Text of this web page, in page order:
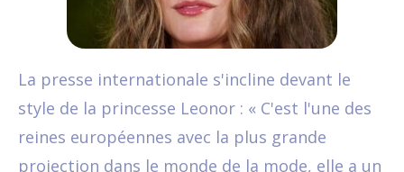
La presse internationale s'incline devant le
style de la princesse Leonor : « C'est l'une des
reines européennes avec la plus grande
projection dans le monde de la mode, elle a un